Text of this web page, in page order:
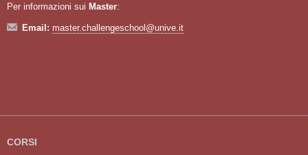
Per informazioni sui Master:
Email: master.challengeschool@unive.it
CORSI